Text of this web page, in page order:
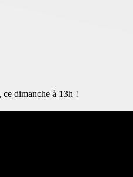
ce dimanche à 13h !